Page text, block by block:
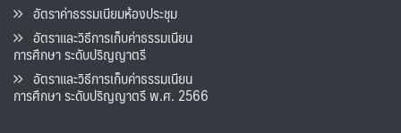
อัตราค่าธรรมเนียมห้องประชุม
อัตราและวิธีการเก็บค่าธรรมเนียน
การศึกษา ระดับปริญญาตรี
อัตราและวิธีการเก็บค่าธรรมเนียน
การศึกษา ระดับปริญญาตรี พ.ศ. 2566